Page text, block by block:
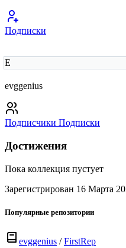
Подписки
E
evggenius
Подписчики Подписки
Достижения
Пока коллекция пустует
Зарегистрирован 16 Марта
Популярные репозитории
evggenius /FirstRep